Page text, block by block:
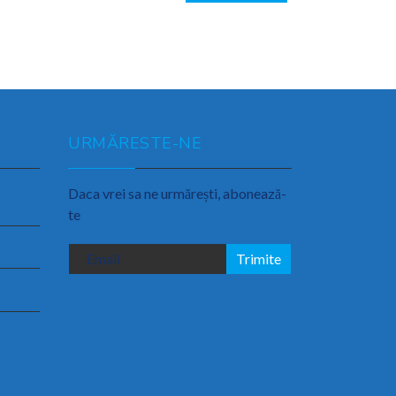
URMĂRESTE-NE
Daca vrei sa ne urmărești, abonează-
te